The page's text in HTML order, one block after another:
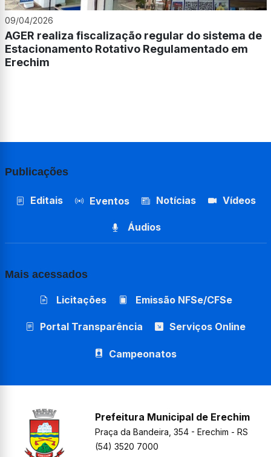
09/04/2026
AGER realiza fiscalização regular do sistema de
Estacionamento Rotativo Regulamentado em
Erechim
Publicações
Editais Eventos Notícias Vídeos
Áudios
Mais acessados
Licitações Emissão NFSe/CFSe
Portal Transparência Serviços Online
Campeonatos
Prefeitura Municipal de Erechim
Praça da Bandeira, 354 - Erechim - RS
(54) 3520 7000